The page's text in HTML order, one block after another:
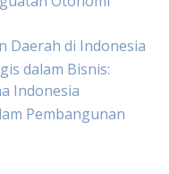
Daerah di Indonesia
dalam Bisnis:
Indonesia
Pembangunan